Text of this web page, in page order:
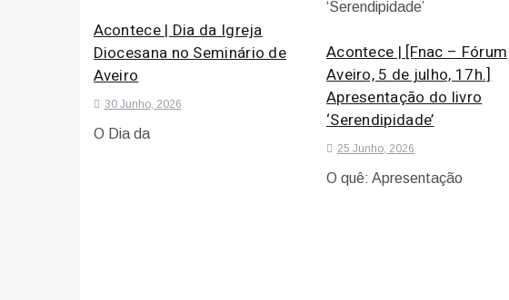
Acontece | Dia da Igreja
Diocesana no Seminário de
Aveiro
30 Junho, 2026
O Dia da
Acontece | [Fnac – Fórum
Aveiro, 5 de julho, 17h.]
Apresentação do livro
‘Serendipidade’
25 Junho, 2026
O quê: Apresentação